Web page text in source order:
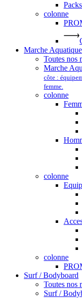
colonne
Marche Aquatique
Toutes nos
Marche
côte :
femme.
colonne
colonne
colonne
Surf / Bodyboard
Toutes nos
Surf /